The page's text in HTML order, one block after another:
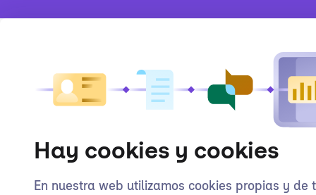
Hay cookies y cookies
En nuestra web utilizamos cookies propias y de